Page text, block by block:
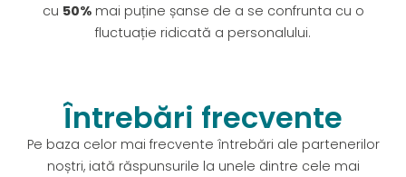
cu 50%mai puține șanse de a se confrunta cu o
fluctuație ridicată a personalului.
Întrebări frecvente
Pe baza celor mai frecvente întrebări ale partenerilor
noștri, iată răspunsurile la unele dintre cele mai